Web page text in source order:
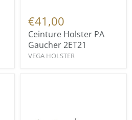
€41,00
Ceinture Holster PA
Gaucher 2ET21
VEGA HOLSTER